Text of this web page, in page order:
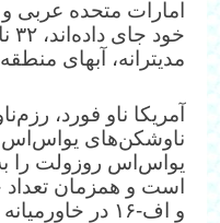
مدیترانه، آبهای
آمریکا ناو فورد،
ناوشکن‌های یو‌اس‌اس
یو‌اس‌اس روزولت را
و اف-۱۶ در خاورمیانه را تقویت کرده است.